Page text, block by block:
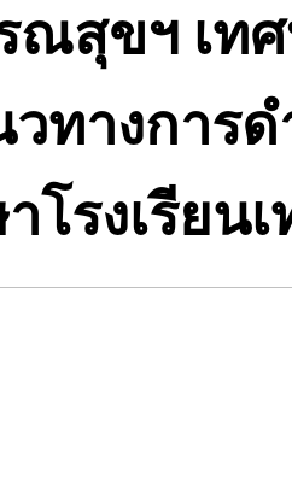
ณสุขฯ เท
ทางการ
โรงเรียน